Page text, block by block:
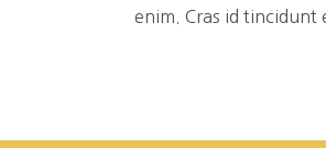
enim. Cras id tincidunt